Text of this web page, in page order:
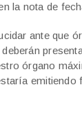
la nota de
ante que
órgano
emitiendo